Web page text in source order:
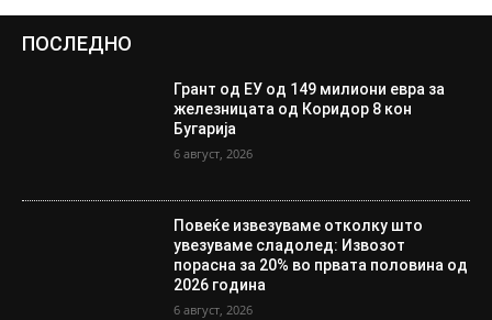
ПОСЛЕДНО
Грант од ЕУ од 149 милиони евра за
железницата од Коридор 8 кон
Бугарија
6 август, 2026
Повеќе извезуваме отколку што
увезуваме сладолед: Извозот
порасна за 20% во првата половина од
2026 година
6 август, 2026